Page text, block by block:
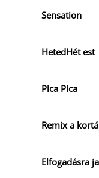
Sensation
HetedHét est
Pica Pica
Remix a
Elfogadásra